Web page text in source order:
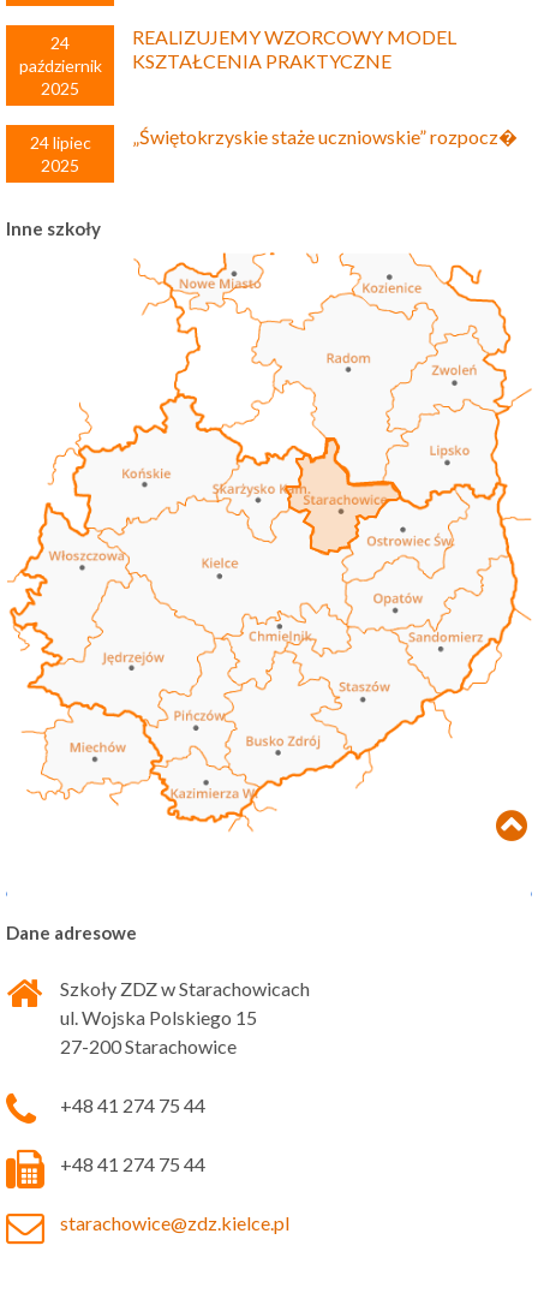
24
październik
2025
REALIZUJEMY WZORCOWY MODEL
KSZTAŁCENIA PRAKTYCZNE
24 lipiec
2025
„Świętokrzyskie staże uczniowskie” rozpocz�
Inne szkoły
Dane adresowe
Szkoły ZDZ w Starachowicach
ul. Wojska Polskiego 15
27-200 Starachowice
+48 41 274 75 44
+48 41 274 75 44
starachowice@zdz.kielce.pl